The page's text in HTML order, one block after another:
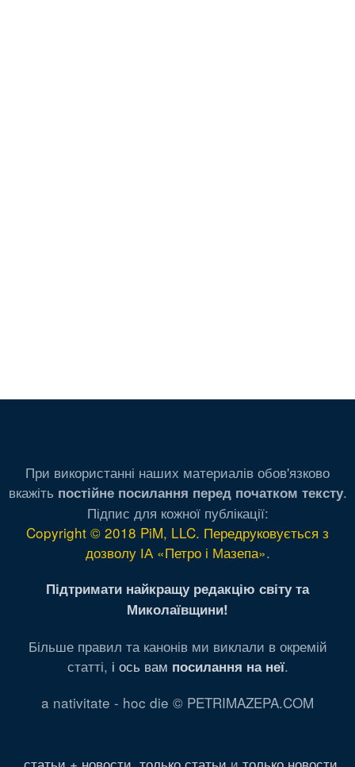
При використанні наших материалів обов'язково
вкажіть постійне посилання перед початком тексту.
Підпис для кожної публікації:
Copyright © 2018 PiM, LLC. Передруковується з
дозволу ІА «Петро і Мазепа».
Підтримати найкращу редакцію світу та
Миколаївщини!
Більше правил та канонів ми виклали в окремій
статті, і ось вам посилання на неї.
a nativitate - hoc die © PETRIMAZEPA.COM